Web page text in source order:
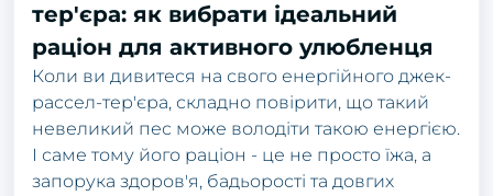
тер'єра: як вибрати ідеальний
раціон для активного улюбленця
Коли ви дивитеся на свого енергійного джек-
рассел-тер'єра, складно повірити, що такий
невеликий пес може володіти такою енергією.
І саме тому його раціон - це не просто їжа, а
запорука здоров'я, бадьорості та довгих